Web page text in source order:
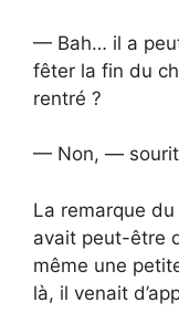
— Bah… il a
fêter la fin du
rentré ?
— Non, —
La remarque
avait peut-être
même une
là, il venait